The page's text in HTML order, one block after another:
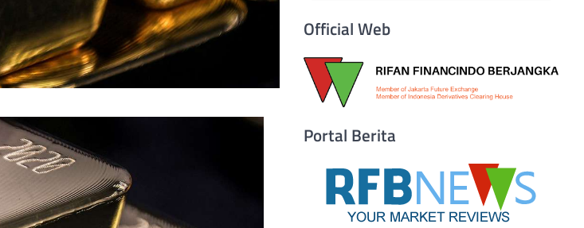
Official Web
Portal Berita